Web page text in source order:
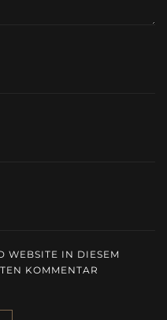
WEBSITE IN DIESEM
KOMMENTAR